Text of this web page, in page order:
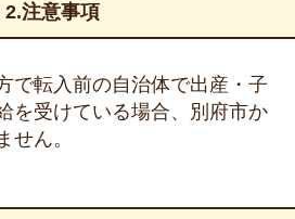
2.注意事項
で転入前の自治体で出産・子
を受けている場合、別府市か
せん。